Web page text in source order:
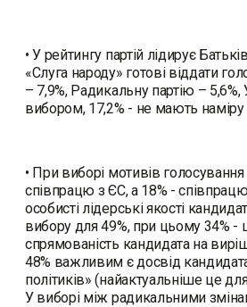
• У рейтингу партій лідирує
«Слуга народу» готові віддати
– 7,9%, Радикальну партію –
вибором, 17,2% - не мають наміру
• При виборі мотивів
співпрацю з ЄС, а 18% -
особисті лідерські якості
вибору для 49%, при цьому 34% -
спрямованість кандидата на
48% важливим є досвід
політиків» (найактуальніше це
У виборі між радикальними